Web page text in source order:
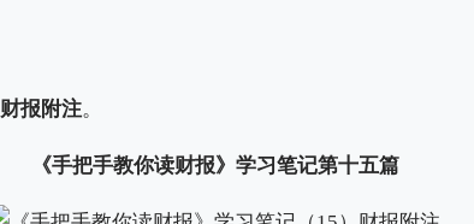
财报附注。
《手把手教你读财报》学习笔记第十五篇